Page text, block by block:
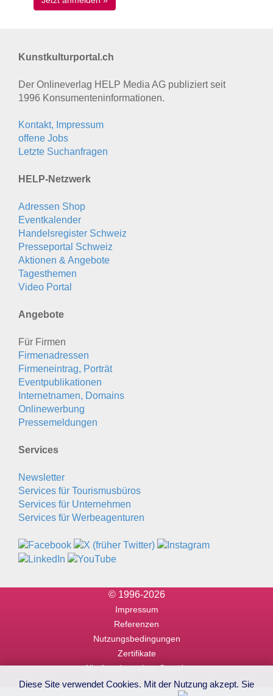
Kunstkulturportal.ch
Der Onlineverlag HELP Media AG publiziert seit
1996 Konsumenten­informationen.
Kontakt, Impressum
offene Jobs
Letzte Suchanfragen
HELP-Netzwerk
Adressen Shop
Eventkalender
Handelsregister Schweiz
Presseportal Schweiz
Aktionen & Angebote
Tagesthemen
Video Portal
Angebote
Für Firmen
Firmenadressen
Firmeneintrag, Porträt
Eventpublikationen
Internetnamen, Domains
Onlinewerbung
Pressemeldungen
Services
Newsletter
Services für Tourismusbüros
Services für Unternehmen
Services für Werbeagenturen
© 1996-2026
Impressum
Referenzen
Nutzungsbedingungen
Zertifikate
Alle Angaben ohne Gewähr
Diese Site verwendet Cookies. Mit der Nutzung akzept. Sie